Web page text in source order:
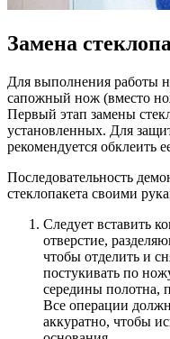
Замена
Для выполнения работы
сапожный нож (вместо
Первый этап замены
установленных. Для
рекомендуется обклеить
Последовательность
стеклопакета своими
Следует вставить
отверстие,
чтобы отделить и
постукивать по
середины полотна,
Все операции
аккуратно, чтобы